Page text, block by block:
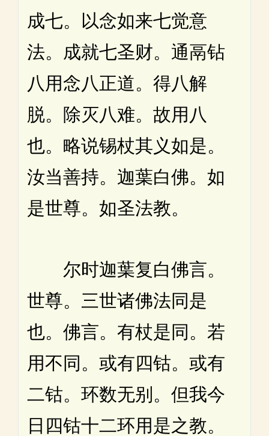
成七。以念如来七觉意
法。成就七圣财。通鬲钻
八用念八正道。得八解
脱。除灭八难。故用八
也。略说锡杖其义如是。
汝当善持。迦葉白佛。如
是世尊。如圣法教。
尔时迦葉复白佛言。
世尊。三世诸佛法同是
也。佛言。有杖是同。若
用不同。或有四钴。或有
二钴。环数无别。但我今
日四钴十二环用是之教。